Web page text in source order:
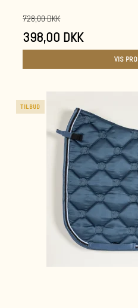
728,00 DKK
398,00 DKK
VIS
TILBUD